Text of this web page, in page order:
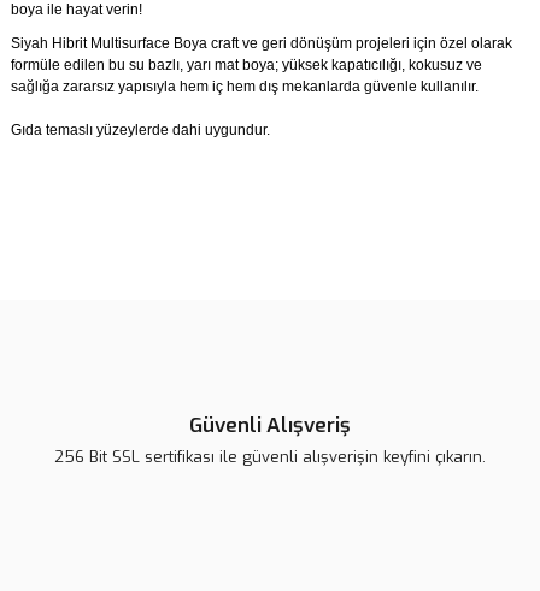
boya ile hayat verin!
Siyah Hibrit Multisurface Boya craft ve geri dönüşüm projeleri için özel olarak
formüle edilen bu su bazlı, yarı mat boya; yüksek kapatıcılığı, kokusuz ve
sağlığa zararsız yapısıyla hem iç hem dış mekanlarda güvenle kullanılır.
Gıda temaslı yüzeylerde dahi uygundur.
Güvenli Alışveriş
256 Bit SSL sertifikası ile güvenli alışverişin keyfini çıkarın.